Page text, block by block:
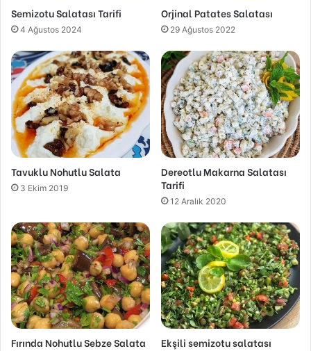
Semizotu Salatası Tarifi
4 Ağustos 2024
Orjinal Patates Salatası
29 Ağustos 2022
Tavuklu Nohutlu Salata
3 Ekim 2019
Dereotlu Makarna Salatası
Tarifi
12 Aralık 2020
Fırında Nohutlu Sebze Salata Ekşili semizotu salatası